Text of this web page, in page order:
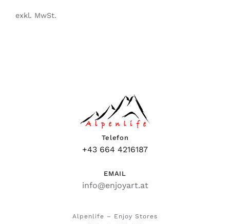
exkl. MwSt.
Telefon
+43 664 4216187
EMAIL
info@enjoyart.at
Alpenlife – Enjoy Stores